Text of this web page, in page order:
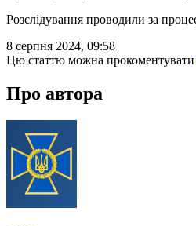
Розслідування проводили за
8 серпня 2024, 09:58
Цю статтю можна прокоментувати
Про автора